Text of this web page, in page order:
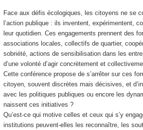
Face aux défis écologiques, les citoyens ne se
l’action publique : ils inventent, expérimentent,
leur quotidien. Ces engagements prennent des
associations locales, collectifs de quartier,
sobriété, actions de sensibilisation dans les
d’une volonté d’agir concrètement et
Cette conférence propose de s’arrêter sur ces
citoyen, souvent discrètes mais décisives, et
avec les politiques publiques ou encore les
naissent ces initiatives ?
Qu’est-ce qui motive celles et ceux qui s’y
institutions peuvent-elles les reconnaître, les